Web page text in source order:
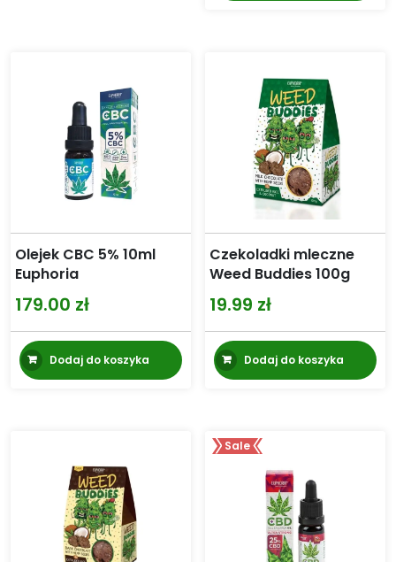
Olejek CBC 5% 10ml
Euphoria
179.00 zł
Dodaj do koszyka
Czekoladki mleczne
Weed Buddies 100g
19.99 zł
Dodaj do koszyka
Sale